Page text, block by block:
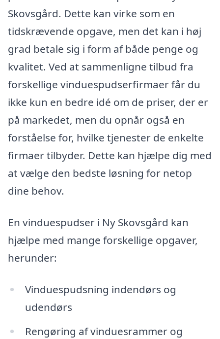
Skovsgård. Dette kan virke som en
tidskrævende opgave, men det kan i høj
grad betale sig i form af både penge og
kvalitet. Ved at sammenligne tilbud fra
forskellige vinduespudserfirmaer får du
ikke kun en bedre idé om de priser, der er
på markedet, men du opnår også en
forståelse for, hvilke tjenester de enkelte
firmaer tilbyder. Dette kan hjælpe dig med
at vælge den bedste løsning for netop
dine behov.
En vinduespudser i Ny Skovsgård kan
hjælpe med mange forskellige opgaver,
herunder:
Vinduespudsning indendørs og
udendørs
Rengøring af vinduesrammer og